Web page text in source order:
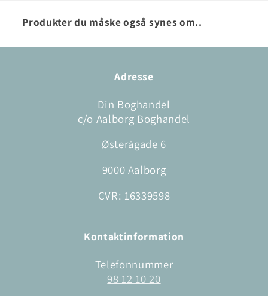
Produkter du måske også synes om..
Adresse
Din Boghandel
c/o Aalborg Boghandel
Østerågade 6
9000 Aalborg
CVR: 16339598
Kontaktinformation
Telefonnummer
98 12 10 20